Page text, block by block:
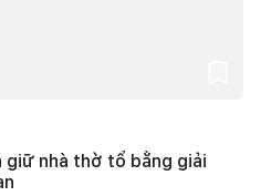
giữ nhà thờ tổ bằng giải